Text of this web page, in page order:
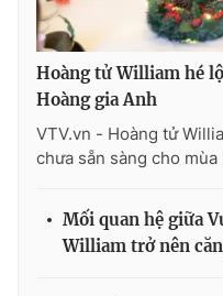
Ðiện thoại Thời báo VTV:
Email: toasoan@vtv.vn
Liên hệ quảng cáo:024-
Hoàng tử William hé
Hoàng gia Anh
VTV.vn - Hoàng tử
chưa sẵn sàng cho
Mối quan hệ giữa
William trở nên